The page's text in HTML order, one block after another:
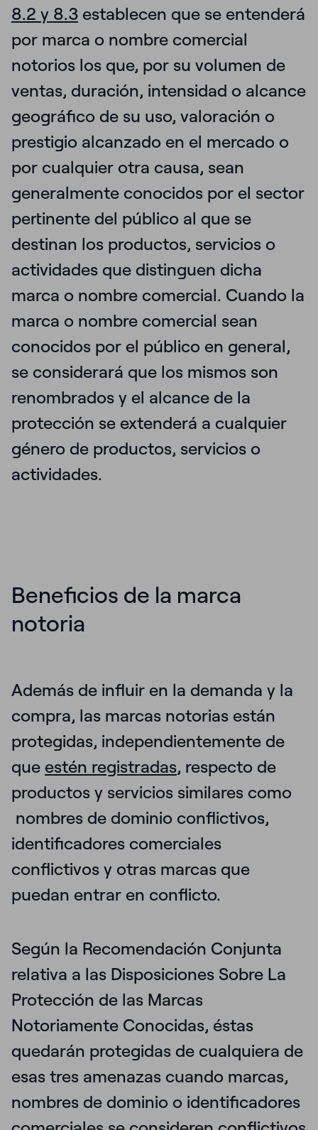
8.2 y 8.3 establecen que se entenderá
por marca o nombre comercial
notorios los que, por su volumen de
ventas, duración, intensidad o alcance
geográfico de su uso, valoración o
prestigio alcanzado en el mercado o
por cualquier otra causa, sean
generalmente conocidos por el sector
pertinente del público al que se
destinan los productos, servicios o
actividades que distinguen dicha
marca o nombre comercial. Cuando la
marca o nombre comercial sean
conocidos por el público en general,
se considerará que los mismos son
renombrados y el alcance de la
protección se extenderá a cualquier
género de productos, servicios o
actividades.
Beneficios de la marca
notoria
Además de influir en la demanda y la
compra, las marcas notorias están
protegidas, independientemente de
que estén registradas, respecto de
productos y servicios similares como
nombres de dominio conflictivos,
identificadores comerciales
conflictivos y otras marcas que
puedan entrar en conflicto.
Según la Recomendación Conjunta
relativa a las Disposiciones Sobre La
Protección de las Marcas
Notoriamente Conocidas, éstas
quedarán protegidas de cualquiera de
esas tres amenazas cuando marcas,
nombres de dominio o identificadores